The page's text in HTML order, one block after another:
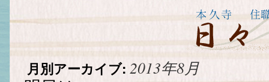
月別アーカイブ: 2013年8月